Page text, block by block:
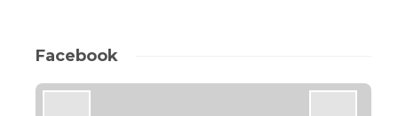
Facebook